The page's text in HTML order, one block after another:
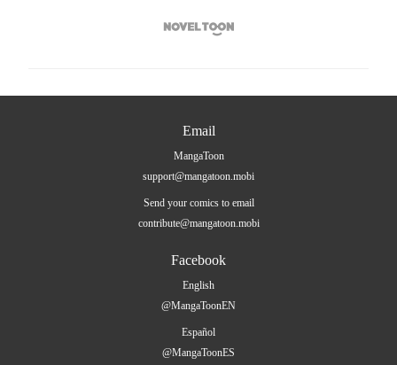

Email
MangaToon
support@mangatoon.mobi
Send your comics to email
contribute@mangatoon.mobi
Facebook
English
@MangaToonEN
Español
@MangaToonES